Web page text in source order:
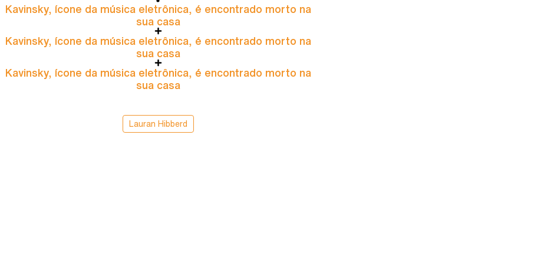
Kavinsky, ícone da música eletrônica, é encontrado morto na
sua casa
Kavinsky, ícone da música eletrônica, é encontrado morto na
sua casa
Kavinsky, ícone da música eletrônica, é encontrado morto na
sua casa
Lauran Hibberd